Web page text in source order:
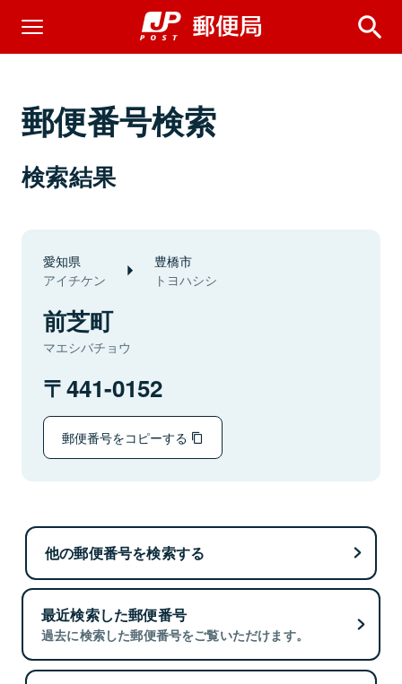
郵便番号検索
検索結果
愛知県
アイチケン
豊橋市
トヨハシシ
前芝町
マエシバチョウ
441-0152
郵便番号をコピーする
他の郵便番号を検索する
最近検索した郵便番号
過去に検索した郵便番号をご覧いただけます。